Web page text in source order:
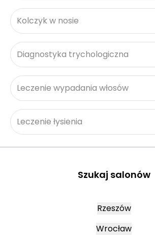
Kolczyk w nosie
Diagnostyka trychologiczna
Leczenie wypadania włosów
Leczenie łysienia
Szukaj salonów
Rzeszów
Wrocław